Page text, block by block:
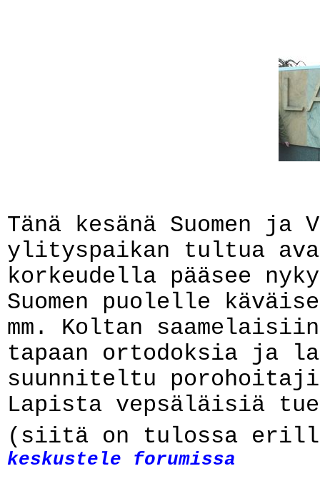
Tänä kesänä Suomen
ylityspaikan tultua
korkeudella pääsee
Suomen puolelle
mm. Koltan
tapaan ortodoksia ja
suunniteltu
Lapista vepsäläisiä
(siitä on tulossa
keskustele forumissa